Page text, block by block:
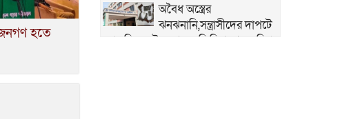
জনগণ হতে
অবৈধ অস্ত্রের
ঝনঝনানি,সন্ত্রাসীদের দাপটে
আতঙ্কিত দৌলতপুরের ফিলিপনগর-মরিচা